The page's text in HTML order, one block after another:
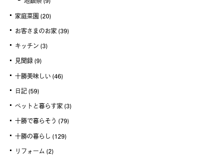
家庭菜園 (20)
お客さまのお家 (39)
キッチン (3)
見聞録 (9)
十勝美味しい (46)
日記 (59)
ペットと暮らす家 (3)
十勝で暮らそう (79)
十勝の暮らし (129)
リフォーム (2)